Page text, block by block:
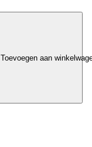
Toevoegen aan